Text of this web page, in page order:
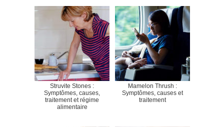
Struvite Stones :
Symptômes, causes,
traitement et régime
alimentaire
Mamelon Thrush :
Symptômes, causes et
traitement